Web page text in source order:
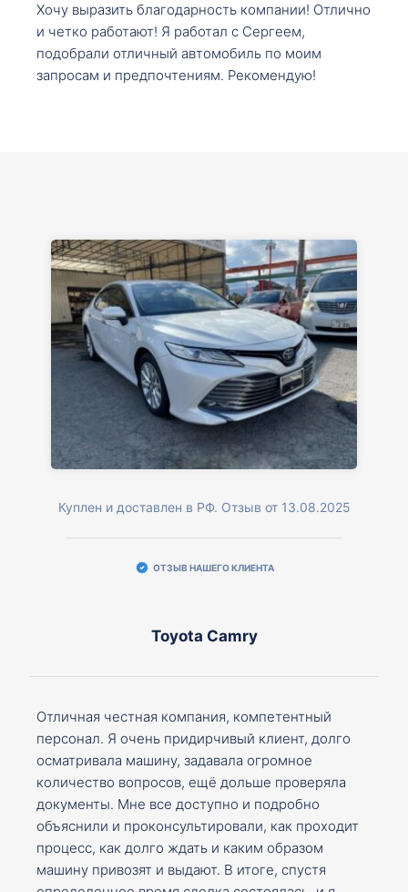
Хочу выразить благодарность компании! Отлично
и четко работают! Я работал с Сергеем,
подобрали отличный автомобиль по моим
запросам и предпочтениям. Рекомендую!
Куплен и доставлен в РФ. Отзыв от 13.08.2025
ОТЗЫВ НАШЕГО КЛИЕНТА
Toyota Camry
Отличная честная компания, компетентный
персонал. Я очень придирчивый клиент, долго
осматривала машину, задавала огромное
количество вопросов, ещё дольше проверяла
документы. Мне все доступно и подробно
объяснили и проконсультировали, как проходит
процесс, как долго ждать и каким образом
машину привозят и выдают. В итоге, спустя